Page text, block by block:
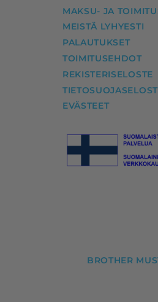
MAKSU- JA
MEISTÄ LYHYESTI
PALAUTUKSET
TOIMITUSEHDOT
REKISTERISELOSTE
EVÄSTEET
BROTHER